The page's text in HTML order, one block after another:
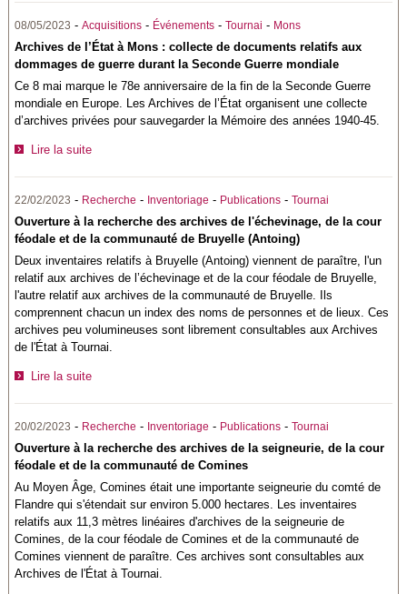
08/05/2023 -Acquisitions - Événements - Tournai - Mons
Archives de l’État à Mons : collecte de documents relatifs aux
dommages de guerre durant la Seconde Guerre mondiale
Ce 8 mai marque le 78e anniversaire de la fin de la Seconde Guerre
mondiale en Europe. Les Archives de l’État organisent une collecte
d’archives privées pour sauvegarder la Mémoire des années 1940-45.
Lire la suite
22/02/2023 - Recherche - Inventoriage - Publications - Tournai
Ouverture à la recherche des archives de l'échevinage, de la cour
féodale et de la communauté de Bruyelle (Antoing)
Deux inventaires relatifs à Bruyelle (Antoing) viennent de paraître, l'un
relatif aux archives de l’échevinage et de la cour féodale de Bruyelle,
l'autre relatif aux archives de la communauté de Bruyelle. Ils
comprennent chacun un index des noms de personnes et de lieux. Ces
archives peu volumineuses sont librement consultables aux Archives
de l'État à Tournai.
Lire la suite
20/02/2023 - Recherche - Inventoriage - Publications -Tournai
Ouverture à la recherche des archives de la seigneurie, de la cour
féodale et de la communauté de Comines
Au Moyen Âge, Comines était une importante seigneurie du comté de
Flandre qui s'étendait sur environ 5.000 hectares. Les inventaires
relatifs aux 11,3 mètres linéaires d'archives de la seigneurie de
Comines, de la cour féodale de Comines et de la communauté de
Comines viennent de paraître. Ces archives sont consultables aux
Archives de l'État à Tournai.